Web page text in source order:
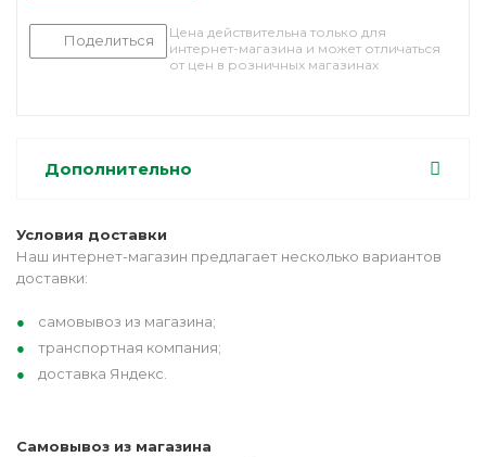
Поделиться
Цена действительна только для
интернет-магазина и может отличаться
от цен в розничных магазинах
Дополнительно
Условия доставки
Наш интернет-магазин предлагает несколько вариантов
доставки:
самовывоз из магазина;
транспортная компания;
доставка Яндекс.
Самовывоз из магазина